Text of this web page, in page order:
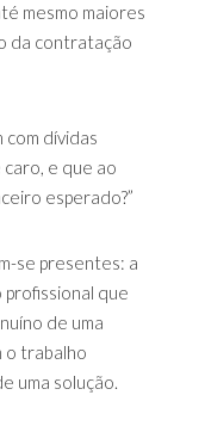
mesmo maiores
da contratação
com dívidas
e que ao
esperado?”
se presentes: a
que
de uma
o trabalho
uma solução.